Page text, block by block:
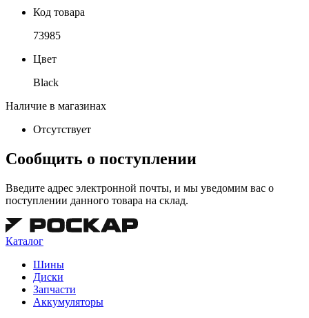
Код товара
73985
Цвет
Black
Наличие в магазинах
Отсутствует
Сообщить о поступлении
Введите адрес электронной почты, и мы уведомим вас о
поступлении данного товара на склад.
Каталог
Шины
Диски
Запчасти
Аккумуляторы